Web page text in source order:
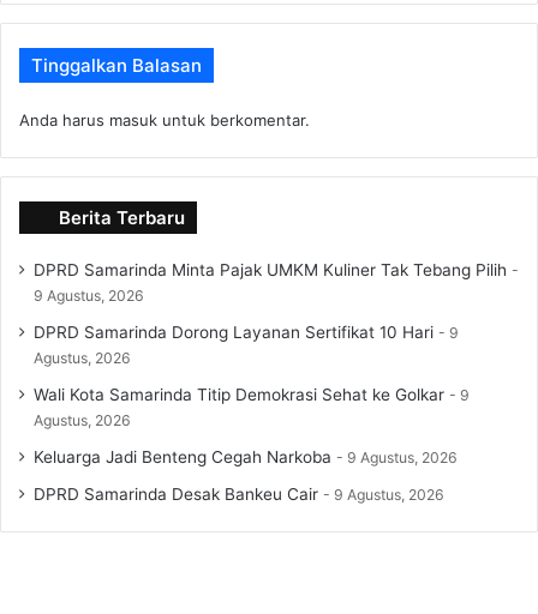
Tinggalkan Balasan
Anda harus masuk untuk berkomentar.
Berita Terbaru
DPRD Samarinda Minta Pajak UMKM Kuliner Tak Tebang Pilih
9 Agustus, 2026
DPRD Samarinda Dorong Layanan Sertifikat 10 Hari
9
Agustus, 2026
Wali Kota Samarinda Titip Demokrasi Sehat ke Golkar
9
Agustus, 2026
Keluarga Jadi Benteng Cegah Narkoba 9 Agustus, 2026
DPRD Samarinda Desak Bankeu Cair 9 Agustus, 2026